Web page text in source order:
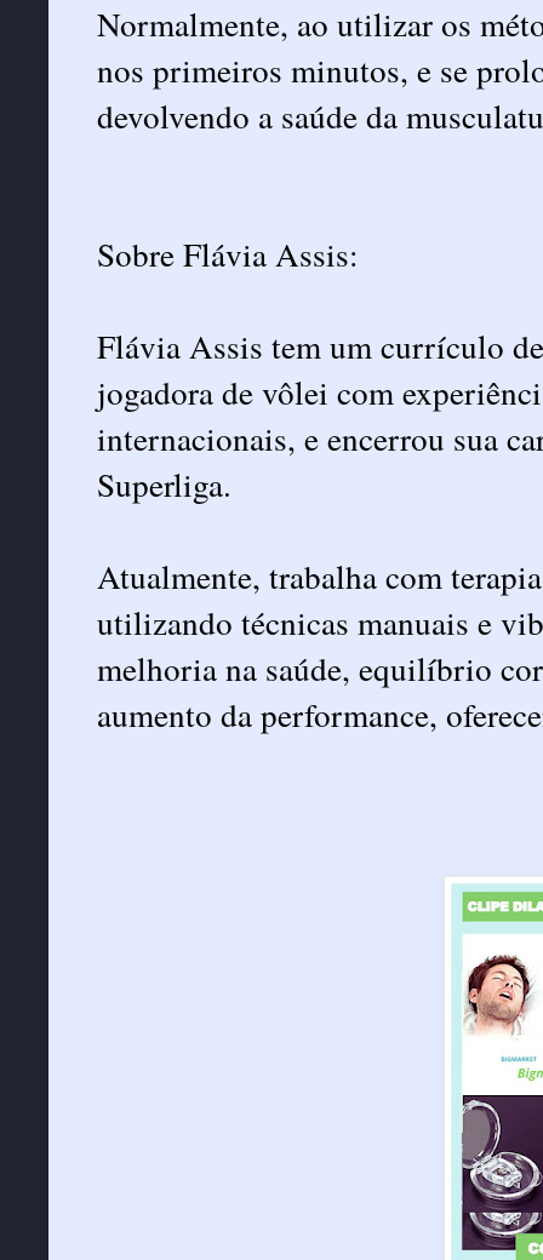
Normalmente, ao utilizar os
nos primeiros minutos, e se
devolvendo a saúde da
Sobre Flávia Assis:
Flávia Assis tem um currículo
jogadora de vôlei com
internacionais, e encerrou sua
Superliga.
Atualmente, trabalha com
utilizando técnicas manuais e
melhoria na saúde, equilíbrio
aumento da performance,